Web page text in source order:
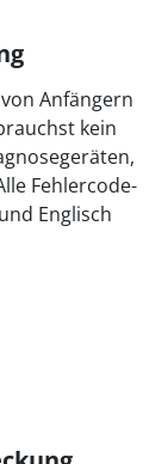
Anfängern
kein
Fehlercode-
Englisch